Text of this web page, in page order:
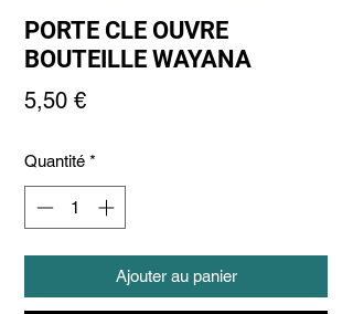
PORTE CLE OUVRE
BOUTEILLE WAYANA
5,50 €Prix
Quantité *
Ajouter au panier